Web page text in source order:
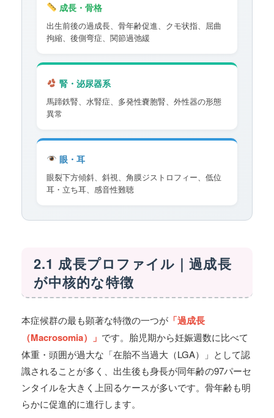
成長・骨格
出生前後の過成長、骨年齢促進、クモ状指、屈曲
拘縮、後側弯症、関節過弛緩
腎・泌尿器系
馬蹄鉄腎、水腎症、多発性嚢胞腎、外性器の形態
異常
眼・耳
眼裂下方傾斜、斜視、角膜ジストロフィー、低位
耳・立ち耳、感音性難聴
2.1 成長プロファイル｜過成長
が中核的な特徴
本症候群の最も顕著な特徴の一つが 「過成長
（Macrosomia）」 です。胎児期から妊娠週数に比べて
体重・頭囲が過大な「在胎不当過大（LGA）」として認
識されることが多く、出生後も身長が同年齢の97パーセ
ンタイルを大きく上回るケースが多いです。骨年齢も明
らかに促進的に進行します。